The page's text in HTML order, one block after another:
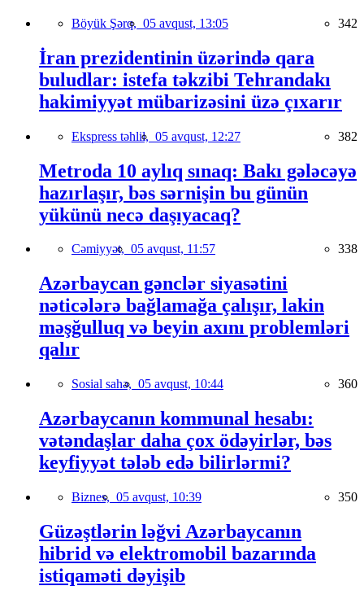
Böyük Şərq, 05 avqust, 13:05 342
İran prezidentinin üzərində qara
buludlar: istefa təkzibi Tehrandakı
hakimiyyət mübarizəsini üzə çıxarır
Ekspress təhlil, 05 avqust, 12:27 382
Metroda 10 aylıq sınaq: Bakı gələcəyə
hazırlaşır, bəs sərnişin bu günün
yükünü necə daşıyacaq?
Cəmiyyət, 05 avqust, 11:57 338
Azərbaycan gənclər siyasətini
nəticələrə bağlamağa çalışır, lakin
məşğulluq və beyin axını problemləri
qalır
Sosial sahə, 05 avqust, 10:44 360
Azərbaycanın kommunal hesabı:
vətəndaşlar daha çox ödəyirlər, bəs
keyfiyyət tələb edə bilirlərmi?
Biznes, 05 avqust, 10:39 350
Güzəştlərin ləğvi Azərbaycanın
hibrid və elektromobil bazarında
istiqaməti dəyişib